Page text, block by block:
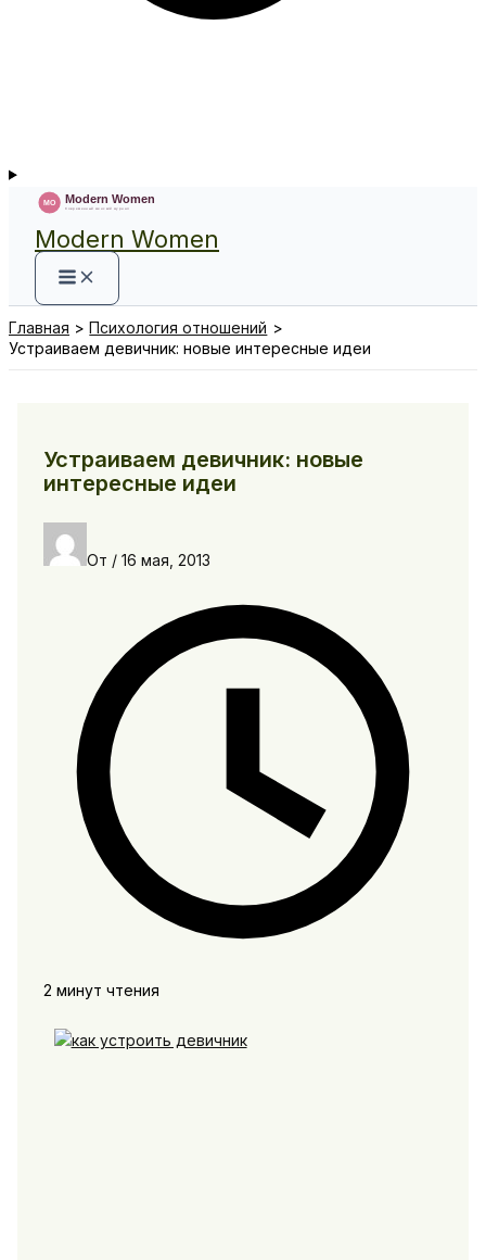
Modern Women
Главная
Психология отношений
Устраиваем девичник: новые интересные идеи
Устраиваем девичник: новые
интересные идеи
От / 16 мая, 2013
2 минут чтения